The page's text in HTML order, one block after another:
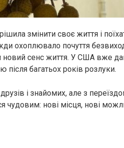
змінити своє життя і
охоплювало почуття
новий сенс життя. У США вже
після багатьох років розлуки.
і знайомих, але з
чудовим: нові місця, нові